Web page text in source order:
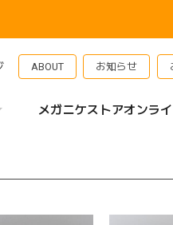
ABOUT お知らせ
メガニケストアオンラ